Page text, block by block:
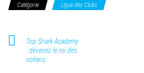
Catégorie Ligue des Clubs
Top Shark Academy
: devenez le roi des
océans